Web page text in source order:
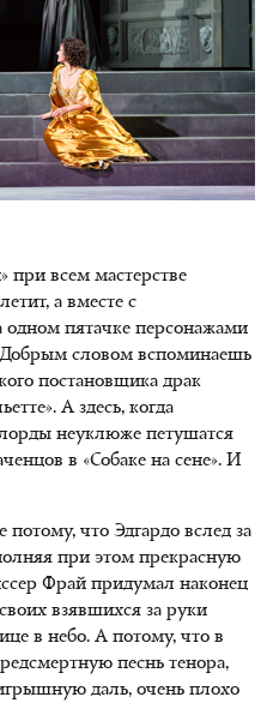
при всем мастерстве
а вместе с
пятачке персонажами
Добрым словом вспоминаешь
постановщика драк
А здесь, когда
неуклюже петушатся
в «Собаке на сене». И
потому, что Эдгардо вслед за
при этом прекрасную
Фрай придумал наконец
взявшихся за руки
в небо. А потому, что в
песнь тенора,
даль, очень плохо